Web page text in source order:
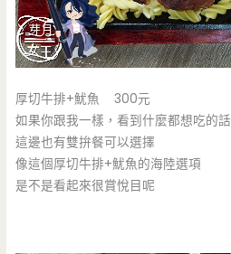
厚切牛排+魷魚 300元
如果你跟我一樣，看到什麼都想吃的話
這邊也有雙拚餐可以選擇
像這個厚切牛排+魷魚的海陸選項
是不是看起來很賞悅目呢